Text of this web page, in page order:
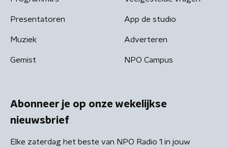
Presentatoren
Muziek
Gemist
App de studio
Adverteren
NPO Campus
Abonneer je op onze wekelijkse
nieuwsbrief
Elke zaterdag het beste van NPO Radio 1 in jouw